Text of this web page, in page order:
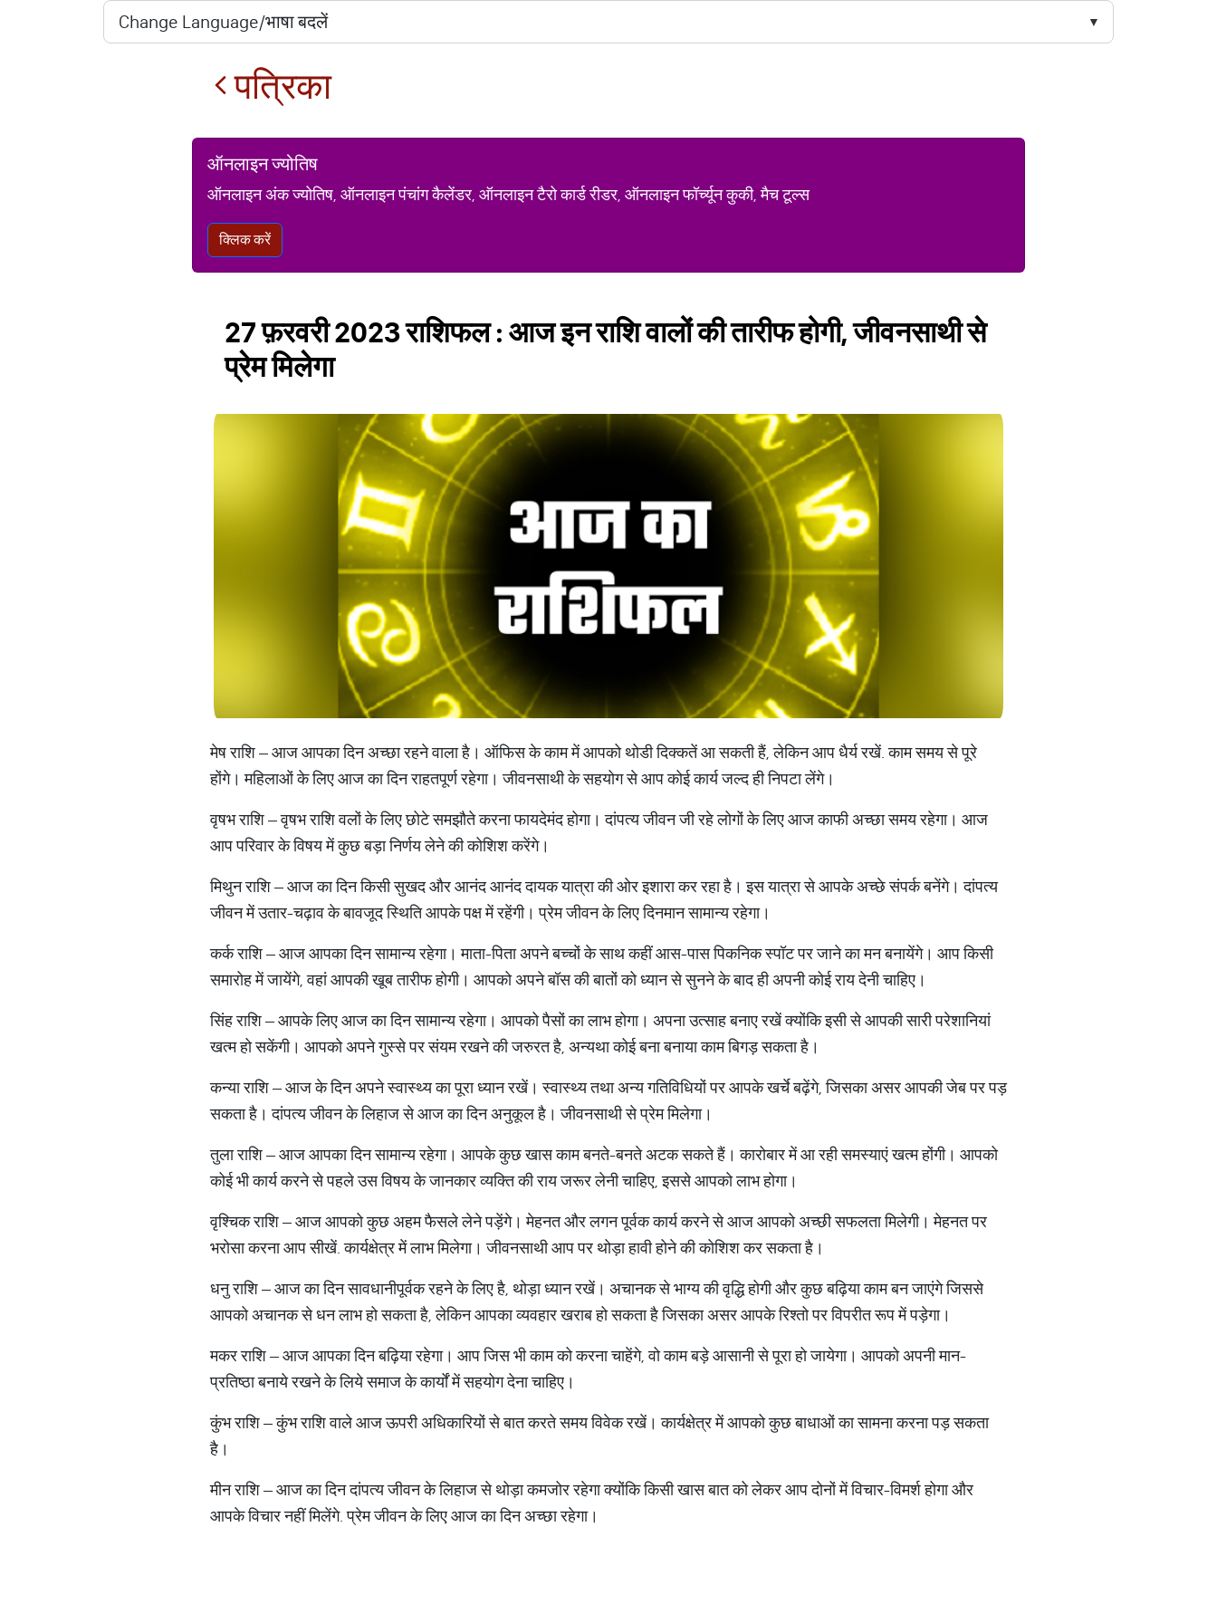
पत्रिका
ऑनलाइन ज्योतिष
ऑनलाइन अंक ज्योतिष, ऑनलाइन पंचांग कैलेंडर, ऑनलाइन टैरो कार्ड रीडर, ऑनलाइन फॉर्च्यून कुकी, मैच टूल्स
क्लिक करें
27 फ़रवरी 2023 राशिफल : आज इन राशि वालों की तारीफ होगी, जीवनसाथी से
प्रेम मिलेगा
मेष राशि – आज आपका दिन अच्छा रहने वाला है। ऑफिस के काम में आपको थोडी दिक्कतें आ सकती हैं, लेकिन आप धैर्य रखें. काम समय से पूरे
होंगे। महिलाओं के लिए आज का दिन राहतपूर्ण रहेगा। जीवनसाथी के सहयोग से आप कोई कार्य जल्द ही निपटा लेंगे।
वृषभ राशि – वृषभ राशि वलों के लिए छोटे समझौते करना फायदेमंद होगा। दांपत्य जीवन जी रहे लोगों के लिए आज काफी अच्छा समय रहेगा। आज
आप परिवार के विषय में कुछ बड़ा निर्णय लेने की कोशिश करेंगे।
मिथुन राशि – आज का दिन किसी सुखद और आनंद आनंद दायक यात्रा की ओर इशारा कर रहा है। इस यात्रा से आपके अच्छे संपर्क बनेंगे। दांपत्य
जीवन में उतार-चढ़ाव के बावजूद स्थिति आपके पक्ष में रहेंगी। प्रेम जीवन के लिए दिनमान सामान्य रहेगा।
कर्क राशि – आज आपका दिन सामान्य रहेगा। माता-पिता अपने बच्चों के साथ कहीं आस-पास पिकनिक स्पॉट पर जाने का मन बनायेंगे। आप किसी
समारोह में जायेंगे, वहां आपकी खूब तारीफ होगी। आपको अपने बॉस की बातों को ध्यान से सुनने के बाद ही अपनी कोई राय देनी चाहिए।
सिंह राशि – आपके लिए आज का दिन सामान्य रहेगा। आपको पैसों का लाभ होगा। अपना उत्साह बनाए रखें क्योंकि इसी से आपकी सारी परेशानियां
खत्म हो सकेंगी। आपको अपने गुस्से पर संयम रखने की जरुरत है, अन्यथा कोई बना बनाया काम बिगड़ सकता है।
कन्या राशि – आज के दिन अपने स्वास्थ्य का पूरा ध्यान रखें। स्वास्थ्य तथा अन्य गतिविधियों पर आपके खर्चे बढ़ेंगे, जिसका असर आपकी जेब पर पड़
सकता है। दांपत्य जीवन के लिहाज से आज का दिन अनुकूल है। जीवनसाथी से प्रेम मिलेगा।
तुला राशि – आज आपका दिन सामान्य रहेगा। आपके कुछ खास काम बनते-बनते अटक सकते हैं। कारोबार में आ रही समस्याएं खत्म होंगी। आपको
कोई भी कार्य करने से पहले उस विषय के जानकार व्यक्ति की राय जरूर लेनी चाहिए, इससे आपको लाभ होगा।
वृश्चिक राशि – आज आपको कुछ अहम फैसले लेने पड़ेंगे। मेहनत और लगन पूर्वक कार्य करने से आज आपको अच्छी सफलता मिलेगी। मेहनत पर
भरोसा करना आप सीखें. कार्यक्षेत्र में लाभ मिलेगा। जीवनसाथी आप पर थोड़ा हावी होने की कोशिश कर सकता है।
धनु राशि – आज का दिन सावधानीपूर्वक रहने के लिए है, थोड़ा ध्यान रखें। अचानक से भाग्य की वृद्धि होगी और कुछ बढ़िया काम बन जाएंगे जिससे
आपको अचानक से धन लाभ हो सकता है, लेकिन आपका व्यवहार खराब हो सकता है जिसका असर आपके रिश्तो पर विपरीत रूप में पड़ेगा।
मकर राशि – आज आपका दिन बढ़िया रहेगा। आप जिस भी काम को करना चाहेंगे, वो काम बड़े आसानी से पूरा हो जायेगा। आपको अपनी मान-
प्रतिष्ठा बनाये रखने के लिये समाज के कार्यों में सहयोग देना चाहिए।
कुंभ राशि – कुंभ राशि वाले आज ऊपरी अधिकारियों से बात करते समय विवेक रखें। कार्यक्षेत्र में आपको कुछ बाधाओं का सामना करना पड़ सकता
है।
मीन राशि – आज का दिन दांपत्य जीवन के लिहाज से थोड़ा कमजोर रहेगा क्योंकि किसी खास बात को लेकर आप दोनों में विचार-विमर्श होगा और
आपके विचार नहीं मिलेंगे. प्रेम जीवन के लिए आज का दिन अच्छा रहेगा।